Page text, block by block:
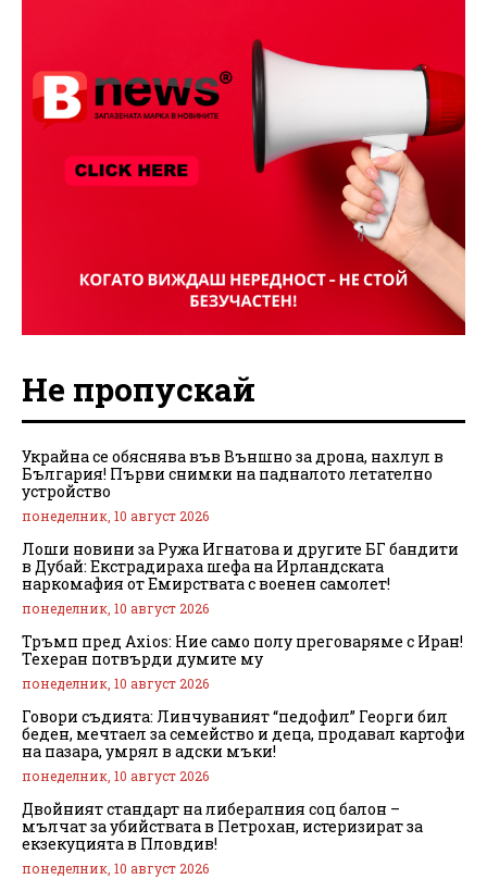
Не пропускай
Украйна се обяснява във Външно за дрона, нахлул в
България! Първи снимки на падналото летателно
устройство
понеделник, 10 август 2026
Лоши новини за Ружа Игнатова и другите БГ бандити
в Дубай: Екстрадираха шефа на Ирландската
наркомафия от Емирствата с военен самолет!
понеделник, 10 август 2026
Тръмп пред Axios: Ние само полу преговаряме с Иран!
Техеран потвърди думите му
понеделник, 10 август 2026
Говори съдията: Линчуваният “педофил” Георги бил
беден, мечтаел за семейство и деца, продавал картофи
на пазара, умрял в адски мъки!
понеделник, 10 август 2026
Двойният стандарт на либералния соц балон –
мълчат за убийствата в Петрохан, истеризират за
екзекуцията в Пловдив!
понеделник, 10 август 2026